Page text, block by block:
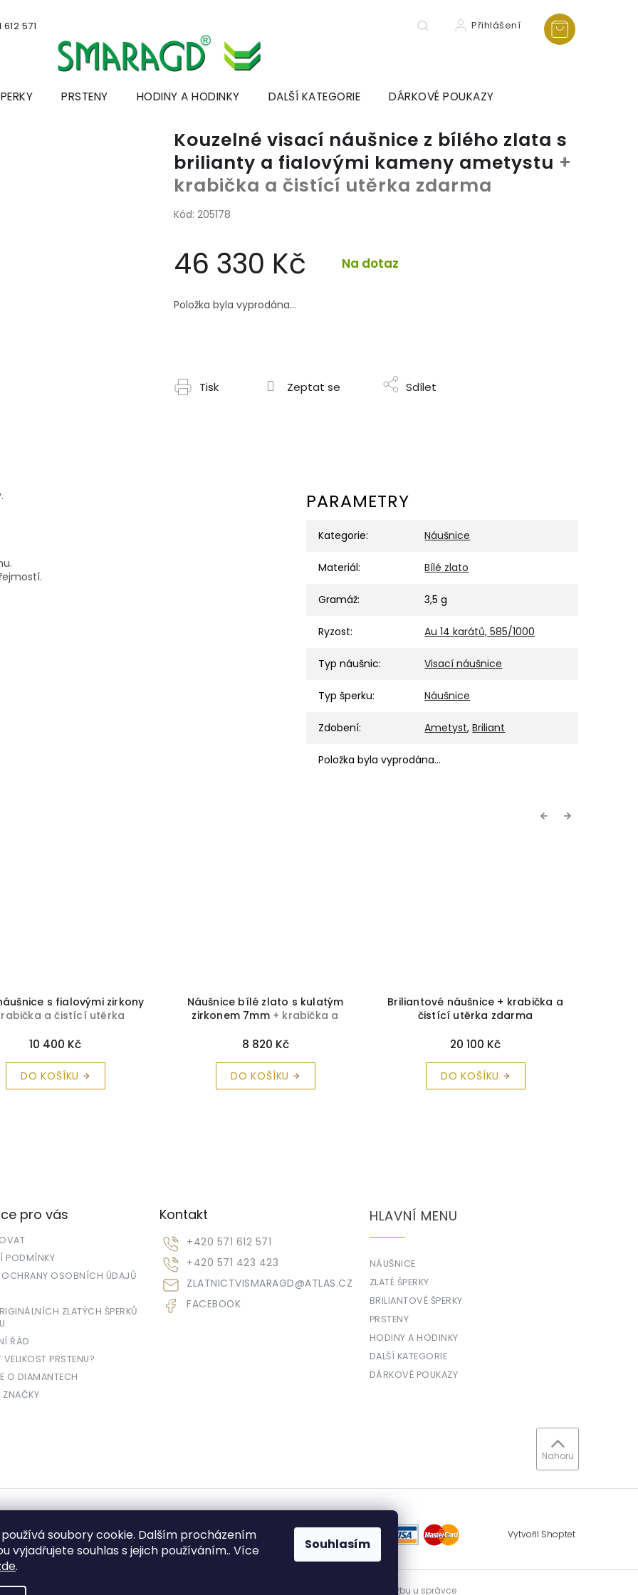
soubory cookie. Dalším procházením
vyjadřujete souhlas s jejich používáním.. Více
.
Souhlasím
571 Přihlášení
PRSTENY HODINY A HODINKY DALŠÍ KATEGORIE DÁRKOVÉ POUKAZY
Kouzelné visací náušnice z bílého zlata s
brilianty a fialovými kameny ametystu +
krabička a čistící utěrka zdarma
Kód: 205178
46 330 Kč Na dotaz
cena:
Položka byla vyprodána…
Tisk Zeptat se Sdílet
PARAMETRY
Kategorie: Náušnice
Materiál: Bílé zlato
Gramáž: 3,5 g
Ryzost: Au 14 karátů, 585/1000
Typ náušnic: Visací náušnice
Typ šperku: Náušnice
Zdobení: Ametyst,Briliant
Položka byla vyprodána…
Previous
s fialovými zirkony
a čistící utěrka
10 400 Kč
DO KOŠÍKU
Náušnice bílé zlato s kulatým
zirkonem 7mm + krabička a
8 820 Kč
DO KOŠÍKU
Briliantové náušnice + krabička a
čistící utěrka zdarma
20 100 Kč
DO KOŠÍKU
Next
pro vás
PODMÍNKY
OSOBNÍCH ÚDAJŮ
ZLATÝCH ŠPERKŮ
ŘÁD
PRSTENU?
O DIAMANTECH
Kontakt
ZLATNICTVISMARAGD@ATLAS.CZ
+420 571 612 571
+420 571 423 423
FACEBOOK
HLAVNÍ MENU
NÁUŠNICE
ZLATÉ ŠPERKY
BRILIANTOVÉ ŠPERKY
PRSTENY
HODINY A HODINKY
DALŠÍ KATEGORIE
DÁRKOVÉ POUKAZY
Vytvořil Shoptet
Nahoru
prodávající povinen vystavit kupujícímu účtenku. Zároveň je povinen zaevidovat přijatou tržbu u správce